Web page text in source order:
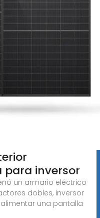
para inversor
un armario eléctrico
dobles, inversor
una pantalla